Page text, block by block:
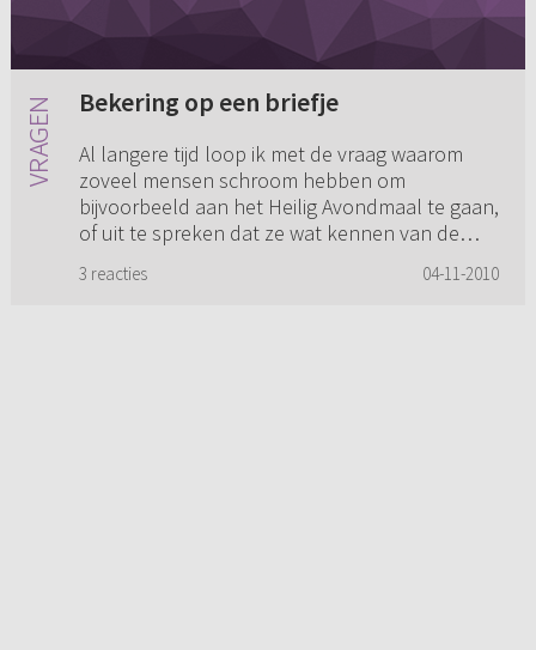
Bekering op een briefje
Al langere tijd loop ik met de vraag waarom
zoveel mensen schroom hebben om
bijvoorbeeld aan het Heilig Avondmaal te gaan,
of uit te spreken dat ze wat kennen van de
3 reacties 04-11-2010